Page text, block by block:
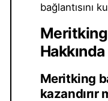
bağlantısını
Hakkında
Meritking
kazandırır